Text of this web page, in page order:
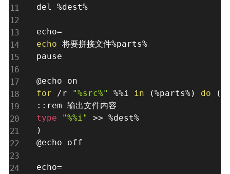
del %dest%
echo=
echo 将要拼接文件%parts%
pause
for /r "%src%" %%i in (%parts%) do
(
type
"%%i" >>
)
@echo off
echo=